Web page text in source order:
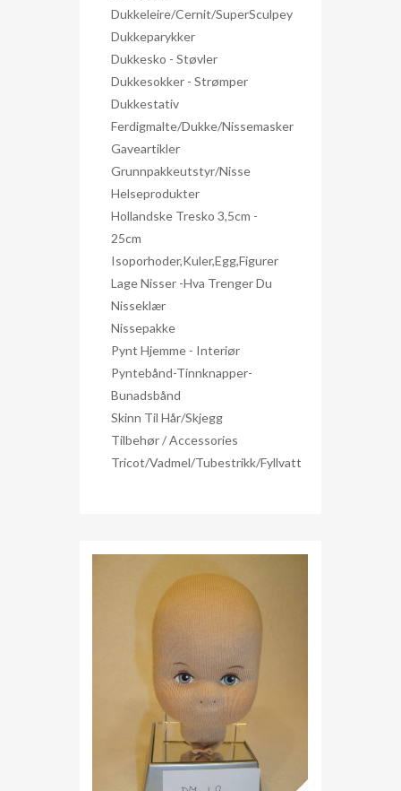
Dukkeleire/Cernit/SuperSculpey
Dukkeparykker
Dukkesko - Støvler
Dukkesokker - Strømper
Dukkestativ
Ferdigmalte/dukke/nissemasker
Gaveartikler
Grunnpakkeutstyr/nisse
Helseprodukter
Hollandske Tresko 3,5cm -
25cm
Isoporhoder,kuler,egg,figurer
Lage Nisser -hva Trenger Du
Nisseklær
Nissepakke
Pynt Hjemme - Interiør
Pyntebånd-Tinnknapper-
Bunadsbånd
Skinn Til Hår/skjegg
Tilbehør / Accessories
Tricot/Vadmel/Tubestrikk/Fyllvatt